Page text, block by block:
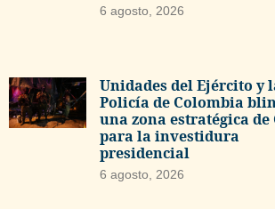
6 agosto, 2026
Unidades del Ejército y
Policía de Colombia
una zona estratégica de
para la investidura
presidencial
6 agosto, 2026